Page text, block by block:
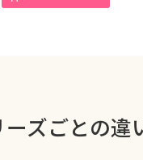
ーズごとの違